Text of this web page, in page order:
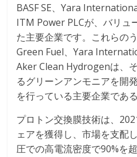
BASF SE、Yara
ITM Power PLCが、バリュ
た主要企業です。これらの
Green Fuel、Yara
Aker Clean Hydrogenは、
るグリーンアンモニアを開
を行っている主要企業である
プロトン交換膜技術は、
ェアを獲得し、市場を支配
圧での高電流密度で90%を